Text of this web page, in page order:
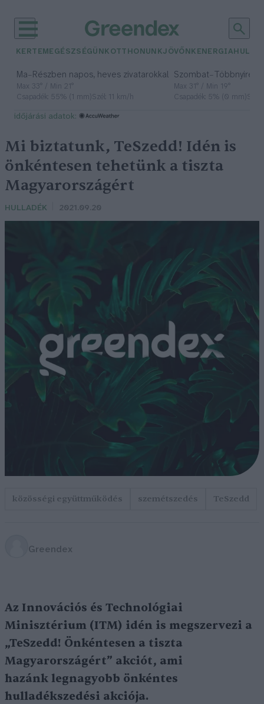
KERTEM EGÉSZSÉGÜNK OTTHONUNKJÖVŐNK ENERGIA
Ma– Részben napos, heves zivatarokkal
Max 33° / Min 21°
Csapadék: 55% (1 mm)Szél: 11 km/h
Szombat– Többnyire
Max 31° / Min 19°
Csapadék: 5% (0 mm)
időjárási adatok:
Mi biztatunk, TeSzedd! Idén is
önkéntesen tehetünk a tiszta
Magyarországért
HULLADÉK 2021.09.20
közösségi együttműködés szemétszedés TeSzedd
Greendex
Az Innovációs és Technológiai
Minisztérium (ITM) idén is megszervezi a
„TeSzedd! Önkéntesen a tiszta
Magyarországért” akciót, ami
hazánk legnagyobb önkéntes
hulladékszedési akciója.